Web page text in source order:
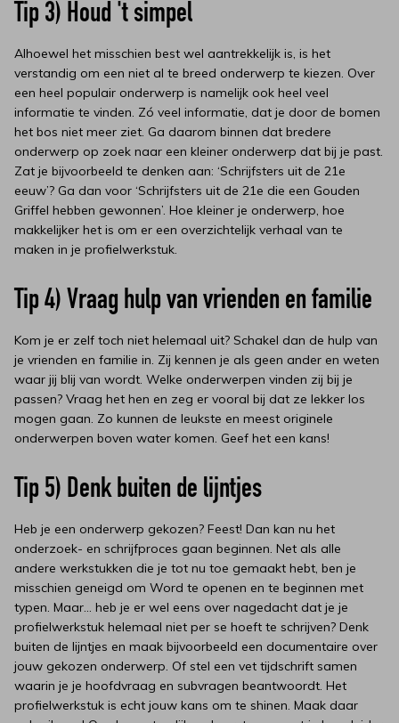
Tip 3) Houd 't simpel
Alhoewel het misschien best wel aantrekkelijk is, is het
verstandig om een niet al te breed onderwerp te kiezen. Over
een heel populair onderwerp is namelijk ook heel veel
informatie te vinden. Zó veel informatie, dat je door de bomen
het bos niet meer ziet. Ga daarom binnen dat bredere
onderwerp op zoek naar een kleiner onderwerp dat bij je past.
Zat je bijvoorbeeld te denken aan: ‘Schrijfsters uit de 21e
eeuw’? Ga dan voor ‘Schrijfsters uit de 21e die een Gouden
Griffel hebben gewonnen’. Hoe kleiner je onderwerp, hoe
makkelijker het is om er een overzichtelijk verhaal van te
maken in je profielwerkstuk.
Tip 4) Vraag hulp van vrienden en familie
Kom je er zelf toch niet helemaal uit? Schakel dan de hulp van
je vrienden en familie in. Zij kennen je als geen ander en weten
waar jij blij van wordt. Welke onderwerpen vinden zij bij je
passen? Vraag het hen en zeg er vooral bij dat ze lekker los
mogen gaan. Zo kunnen de leukste en meest originele
onderwerpen boven water komen. Geef het een kans!
Tip 5) Denk buiten de lijntjes
Heb je een onderwerp gekozen? Feest! Dan kan nu het
onderzoek- en schrijfproces gaan beginnen. Net als alle
andere werkstukken die je tot nu toe gemaakt hebt, ben je
misschien geneigd om Word te openen en te beginnen met
typen. Maar… heb je er wel eens over nagedacht dat je je
profielwerkstuk helemaal niet per se hoeft te schrijven? Denk
buiten de lijntjes en maak bijvoorbeeld een documentaire over
jouw gekozen onderwerp. Of stel een vet tijdschrift samen
waarin je je hoofdvraag en subvragen beantwoordt. Het
profielwerkstuk is echt jouw kans om te shinen. Maak daar